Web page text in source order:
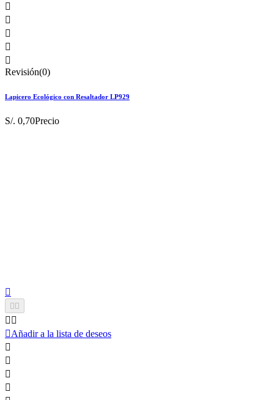





Revisión(0)
Lapicero Ecológico con Resaltador LP929
S/. 0,70Precio

 
 
Añadir a la lista de deseos



